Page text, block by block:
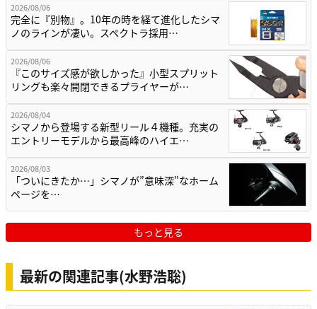
2026/08/06
完全に『別物』。10年の時を経て進化したシマ
ノのラインが凄い。スペクトラ採用…
2026/08/06
『このサイズ感が欲しかった』小型スプリット
リングも楽々開閉できるプライヤーが…
2026/08/04
シマノから登場する新型リール４機種。充実の
エントリーモデルから最高峰のハイエ…
2026/08/03
「ついにきたか…」シマノが”意味深”なホーム
ページを…
もっと見る
最新の関連記事(水野浩聡)